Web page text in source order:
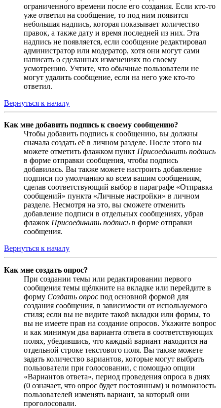
ограниченного времени после его создания. Если кто-то
уже ответил на сообщение, то под ним появится
небольшая надпись, которая показывает количество
правок, а также дату и время последней из них. Эта
надпись не появляется, если сообщение редактировал
администратор или модератор, хотя они могут сами
написать о сделанных изменениях по своему
усмотрению. Учтите, что обычные пользователи не
могут удалить сообщение, если на него уже кто-то
ответил.
Вернуться к началу
Как мне добавить подпись к своему сообщению?
Чтобы добавить подпись к сообщению, вы должны
сначала создать её в личном разделе. После этого вы
можете отметить флажком пункт Присоединить подпись
в форме отправки сообщения, чтобы подпись
добавилась. Вы также можете настроить добавление
подписи по умолчанию ко всем вашим сообщениям,
сделав соответствующий выбор в параграфе «Отправка
сообщений» пункта «Личные настройки» в личном
разделе. Несмотря на это, вы сможете отменить
добавление подписи в отдельных сообщениях, убрав
флажок Присоединить подпись в форме отправки
сообщения.
Вернуться к началу
Как мне создать опрос?
При создании темы или редактировании первого
сообщения темы щёлкните на вкладке или перейдите в
форму Создать опрос под основной формой для
создания сообщения, в зависимости от используемого
стиля; если вы не видите такой вкладки или формы, то
вы не имеете прав на создание опросов. Укажите вопрос
и как минимум два варианта ответа в соответствующих
полях, убедившись, что каждый вариант находится на
отдельной строке текстового поля. Вы также можете
задать количество вариантов, которые могут выбрать
пользователи при голосовании, с помощью опции
«Вариантов ответа», период проведения опроса в днях
(0 означает, что опрос будет постоянным) и возможность
пользователей изменять вариант, за который они
проголосовали.